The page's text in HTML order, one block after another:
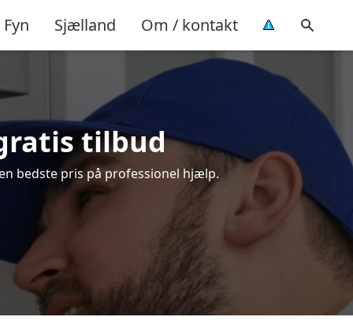
Fyn Sjælland Om / kontakt
tilbud
bedste pris på professionel hjælp.